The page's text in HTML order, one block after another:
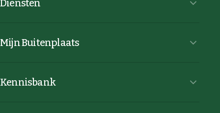
Diensten
Mijn Buitenplaats
Kennisbank